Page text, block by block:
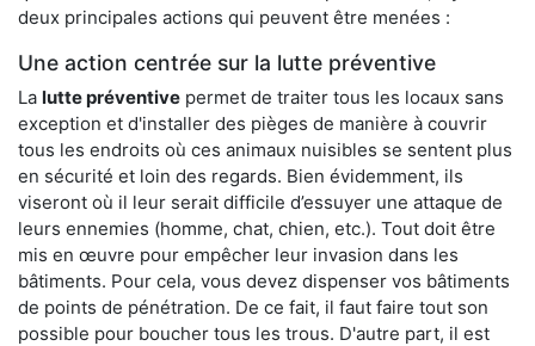
deux principales actions qui peuvent être menées :
Une action centrée sur la lutte préventive
La lutte préventive permet de traiter tous les locaux sans
exception et d'installer des pièges de manière à couvrir
tous les endroits où ces animaux nuisibles se sentent plus
en sécurité et loin des regards. Bien évidemment, ils
viseront où il leur serait difficile d’essuyer une attaque de
leurs ennemies (homme, chat, chien, etc.). Tout doit être
mis en œuvre pour empêcher leur invasion dans les
bâtiments. Pour cela, vous devez dispenser vos bâtiments
de points de pénétration. De ce fait, il faut faire tout son
possible pour boucher tous les trous. D'autre part, il est